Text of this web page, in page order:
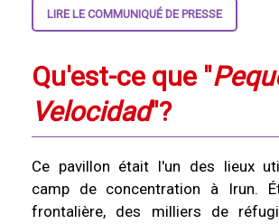
LIRE LE COMMUNIQUÉ DE PRESSE
Qu'est-ce que "
Velocidad"?
Ce pavillon était l'un des lieux
camp de concentration à Irun.
frontalière, des milliers de